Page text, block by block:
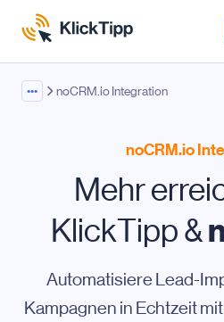
••• noCRM.io Integration
noCRM.io
Mehr
KlickTipp &
Automatisiere Lead-
Kampagnen in Echtzeit